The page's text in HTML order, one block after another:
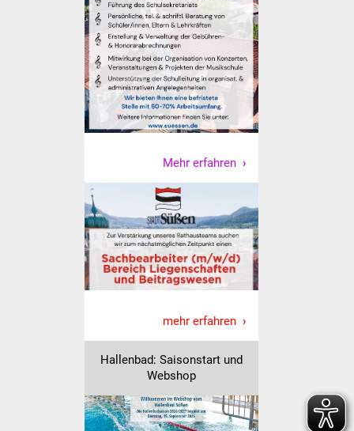
Abfall und Entsorgung
Kultur & Freizeit
Veranstaltungen
Stadtfest
Ostermarkt
Einrichtungen
Hallenbad
Stadtbücherei
Zehntscheuer
Bürgerhaus
Kulturhalle
Mehr erfahren
mehr erfahren
Hallenbad: Saisonstart und
Webshop